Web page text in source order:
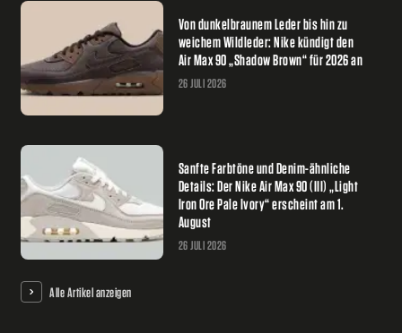
Von dunkelbraunem Leder bis hin zu
weichem Wildleder: Nike kündigt den
Air Max 90 „Shadow Brown“ für 2026 an
26 JULI 2026
Sanfte Farbtöne und Denim-ähnliche
Details: Der Nike Air Max 90 (III) „Light
Iron Ore Pale Ivory“ erscheint am 1.
August
26 JULI 2026
Alle Artikel anzeigen